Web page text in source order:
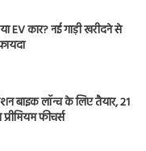
EV कार? नई गाड़ी खरीदने से
बाइक लॉन्च के लिए तैयार, 21
फीचर्स